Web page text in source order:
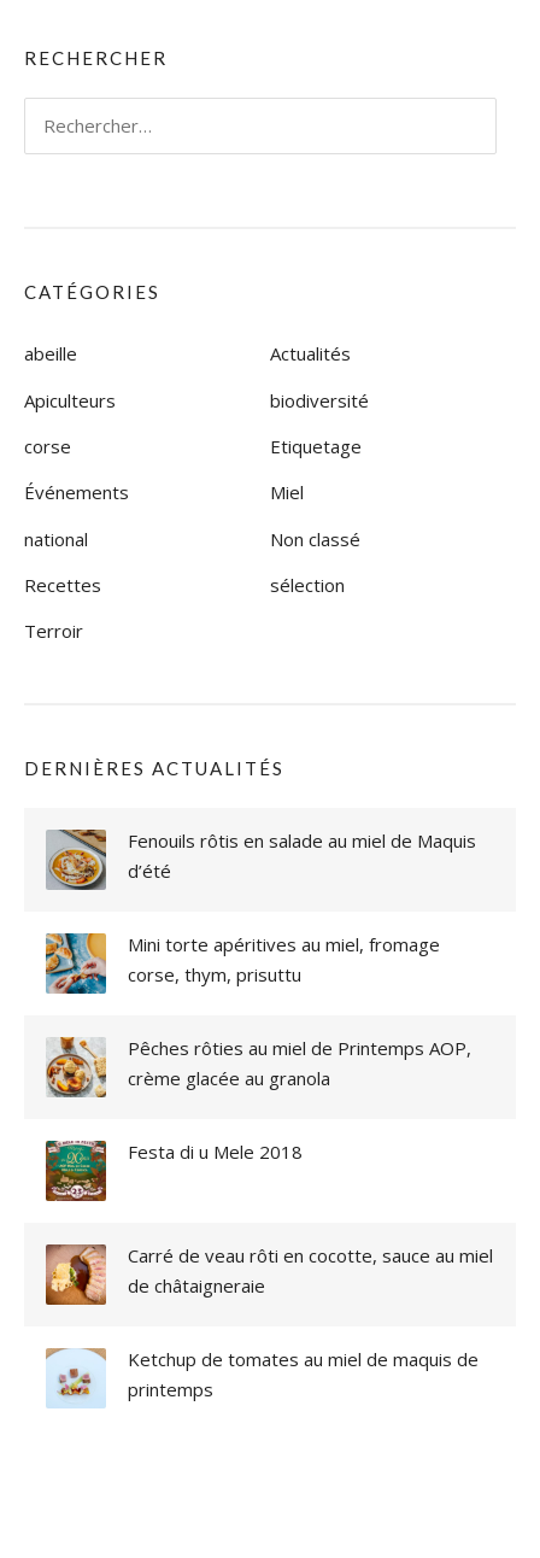
RECHERCHER
CATÉGORIES
abeille
Actualités
Apiculteurs
biodiversité
corse
Etiquetage
Événements
Miel
national
Non classé
Recettes
sélection
Terroir
DERNIÈRES ACTUALITÉS
Fenouils rôtis en salade au miel de Maquis
d’été
Mini torte apéritives au miel, fromage
corse, thym, prisuttu
Pêches rôties au miel de Printemps AOP,
crème glacée au granola
Festa di u Mele 2018
Carré de veau rôti en cocotte, sauce au miel
de châtaigneraie
Ketchup de tomates au miel de maquis de
printemps